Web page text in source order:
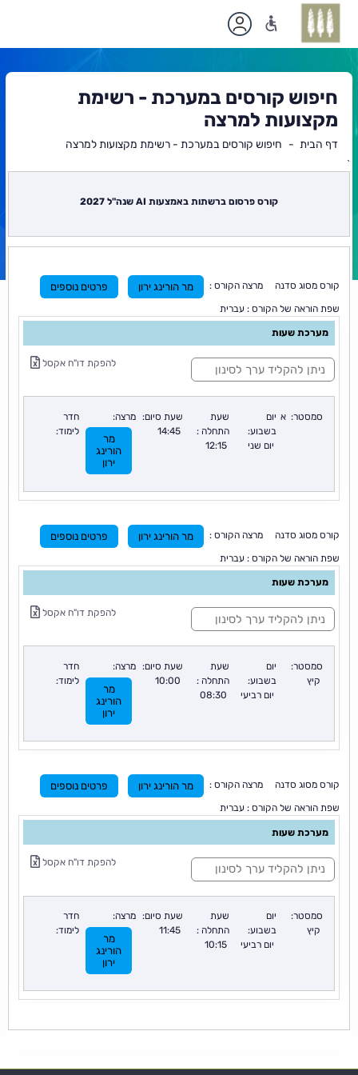
חיפוש קורסים במערכת - רשימת
מקצועות למרצה
דף הבית חיפוש קורסים במערכת - רשימת מקצועות למרצה
`
קורס פרסום ברשתות באמצעות AI שנה"ל 2027
קורס מסוג סדנה מרצה הקורס : מר הורינג ירון פרטים נוספים
שפת הוראה של הקורס : עברית
מערכת שעות
ס
נ
ו
להפקת דו"ח אקסל
סמסטר: א יום
בשבוע:
יום שני
שעת
התחלה :
שעת סיום:
14:45
מרצה:
מר
הורינג
ירון
חדר
לימוד:
קורס מסוג סדנה מרצה הקורס : מר הורינג ירון פרטים נוספים
שפת הוראה של הקורס : עברית
מערכת שעות
ס
נ
ו
להפקת דו"ח אקסל
סמסטר:
קיץ
יום
בשבוע:
יום רביעי
שעת
התחלה :
שעת סיום: מרצה:
מר
הורינג
ירון
חדר
לימוד:
קורס מסוג סדנה מרצה הקורס : מר הורינג ירון פרטים נוספים
שפת הוראה של הקורס : עברית
מערכת שעות
ס
נ
ו
להפקת דו"ח אקסל
סמסטר:
קיץ
יום
בשבוע:
יום רביעי
שעת
התחלה :
שעת סיום:
11:45
מרצה:
מר
הורינג
ירון
חדר
לימוד: